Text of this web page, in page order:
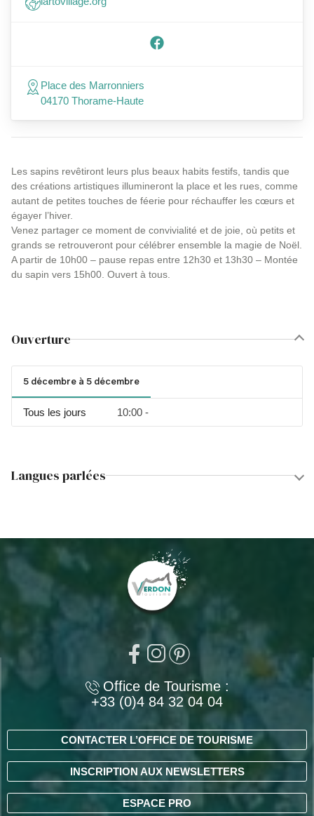
Les sapins revêtiront leurs plus beaux habits festifs, tandis que
des créations artistiques illumineront la place et les rues, comme
autant de petites touches de féerie pour réchauffer les cœurs et
égayer l’hiver.
Venez partager ce moment de convivialité et de joie, où petits et
grands se retrouveront pour célébrer ensemble la magie de Noël.
A partir de 10h00 – pause repas entre 12h30 et 13h30 – Montée
du sapin vers 15h00. Ouvert à tous.
Ouverture
5 décembre à 5 décembre
Tous les jours 10:00 -
Langues parlées
Place des Marronniers
04170 Thorame-Haute
Office de Tourisme :
+33 (0)4 84 32 04 04
CONTACTER L’OFFICE DE TOURISME
INSCRIPTION AUX NEWSLETTERS
ESPACE PRO